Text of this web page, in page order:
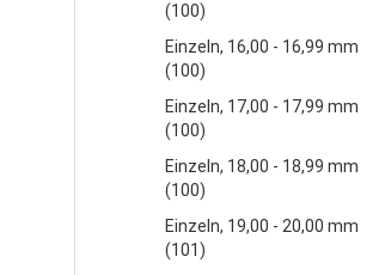
(100)
Einzeln, 16,00 - 16,99 mm
(100)
Einzeln, 17,00 - 17,99 mm
(100)
Einzeln, 18,00 - 18,99 mm
(100)
Einzeln, 19,00 - 20,00 mm
(101)